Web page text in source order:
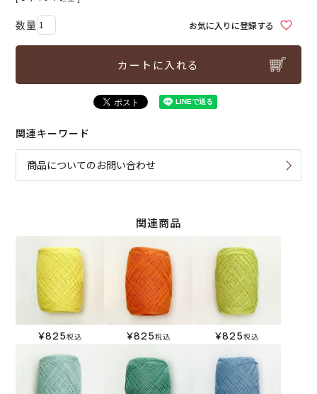
お気に入りに登録する
カートに入れる
関連キーワード
商品についてのお問い合わせ
関連商品
¥825税込 ¥825税込 ¥825税込